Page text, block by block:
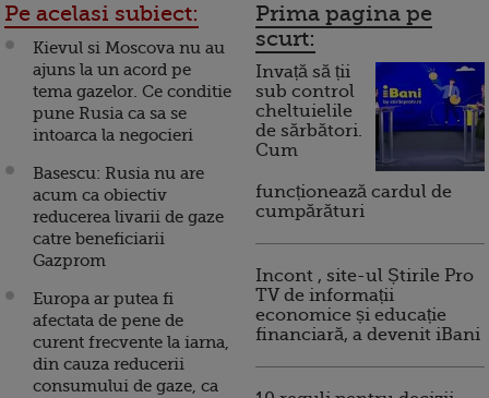
Pe acelasi subiect:
Kievul si Moscova nu au
ajuns la un acord pe
tema gazelor. Ce conditie
pune Rusia ca sa se
intoarca la negocieri
Basescu: Rusia nu are
acum ca obiectiv
reducerea livarii de gaze
catre beneficiarii
Gazprom
Europa ar putea fi
afectata de pene de
curent frecvente la iarna,
din cauza reducerii
consumului de gaze, ca
Prima pagina pe
scurt:
Invață să ții
sub control
cheltuielile
de sărbători.
Cum
funcționează cardul de
cumpărături
Incont , site-ul Știrile Pro
TV de informații
economice și educație
financiară, a devenit iBani